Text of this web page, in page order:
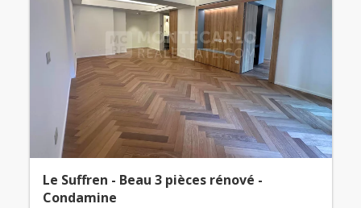
Le Suffren - Beau 3 pièces rénové -
Condamine